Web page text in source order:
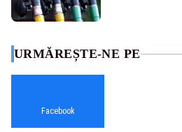
URMĂREȘTE-NE PE
Facebook